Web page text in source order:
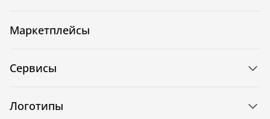
Маркетплейсы
Сервисы
Логотипы